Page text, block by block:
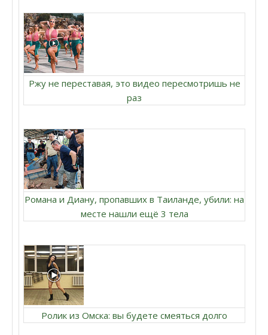
Ржу не переставая, это видео пересмотришь не
раз
Романа и Диану, пропавших в Таиланде, убили: на
месте нашли ещё 3 тела
Ролик из Омска: вы будете смеяться долго